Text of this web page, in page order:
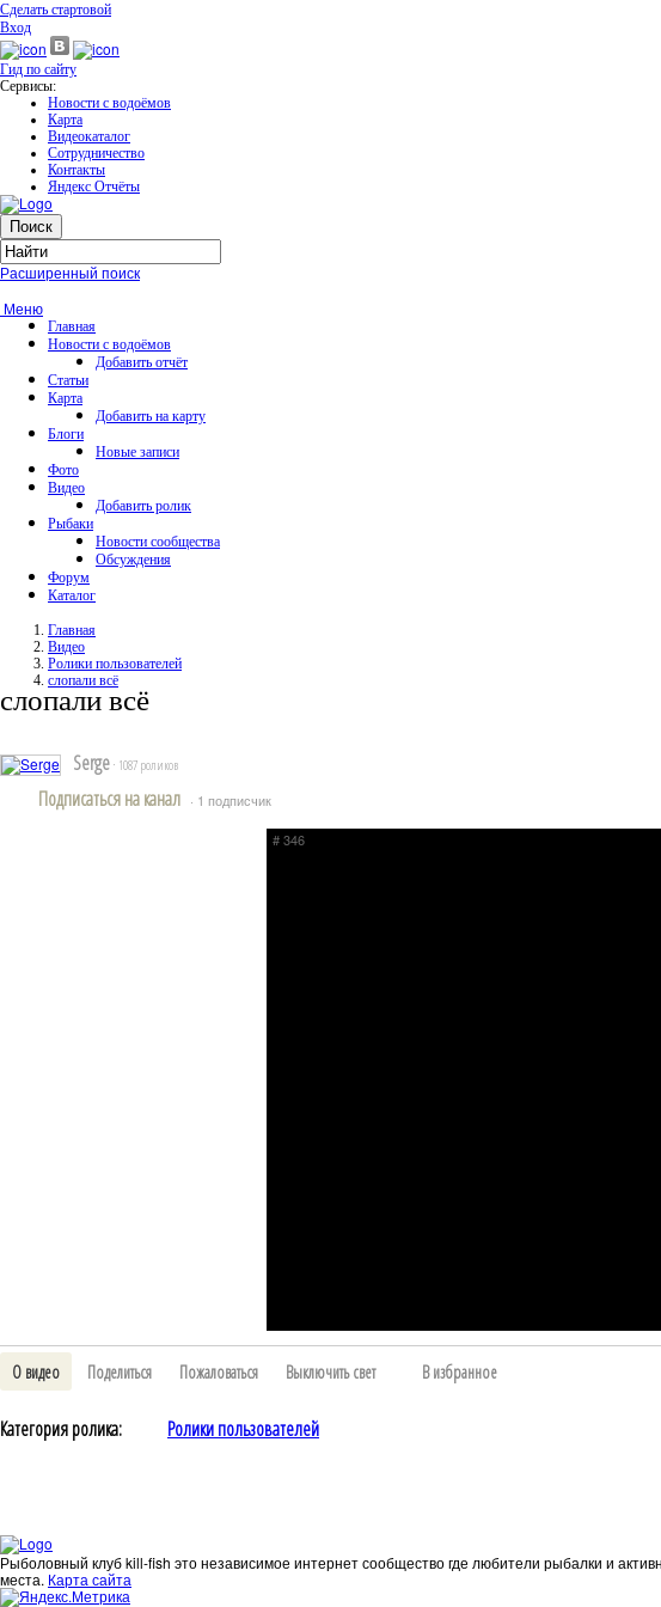
Сделать стартовой
Вход
Гид по сайту
Сервисы:
Новости с водоёмов
Карта
Видеокаталог
Сотрудничество
Контакты
Яндекс Отчёты
Расширенный поиск
Меню
Главная
Новости с водоёмов
Добавить отчёт
Статьи
Карта
Добавить на карту
Блоги
Новые записи
Фото
Видео
Добавить ролик
Рыбаки
Новости сообщества
Обсуждения
Форум
Каталог
Главная
Видео
Ролики пользователей
слопали всё
слопали всё
Serge · 1087 роликов
Подписаться на канал · 1 подписчик
# 346
О видео Поделиться Пожаловаться Выключить свет В избранное
Категория ролика: Ролики пользователей
Рыболовный клуб kill-fish это независимое интернет сообщество где любители рыбалки и
места. Карта сайта